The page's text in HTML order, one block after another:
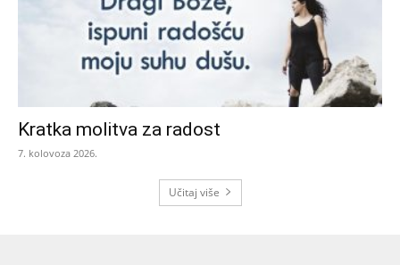
Kratka molitva za radost
7. kolovoza 2026.
Učitaj više